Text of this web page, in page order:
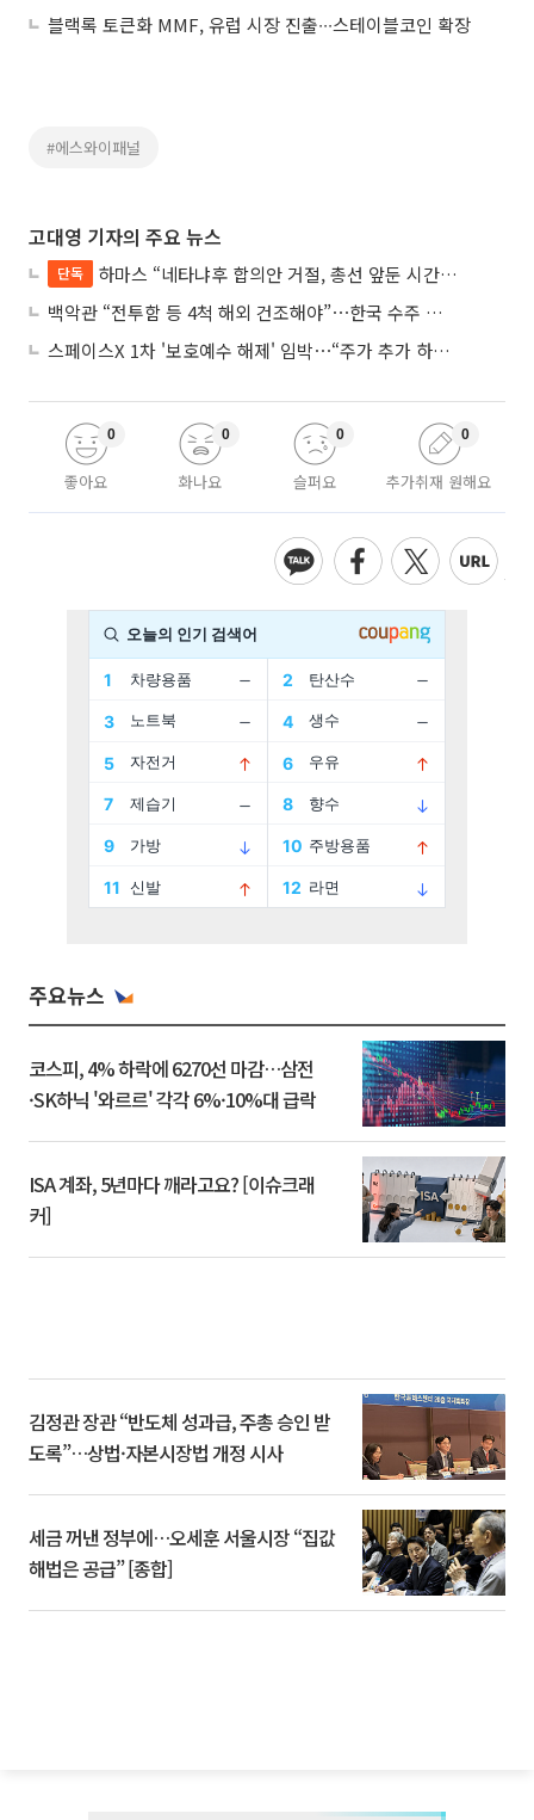
블랙록 토큰화 MMF, 유럽 시장 진출∙∙∙스테이블코인 확장
#에스와이패널
고대영 기자의 주요 뉴스
단독
하마스 “네타냐후 합의안 거절, 총선 앞둔 시간 끌기”
백악관 “전투함 등 4척 해외 건조해야”⋯한국 수주 기대
스페이스X 1차 '보호예수 해제' 임박⋯“주가 추가 하락 가능성”
좋아요
0
화나요
0
슬퍼요
0
추가취재 원해요
0
주요뉴스
코스피, 4% 하락에 6270선 마감…삼전
·SK하닉 '와르르' 각각 6%·10%대 급락
ISA 계좌, 5년마다 깨라고요? [이슈크래
커]
김정관 장관 “반도체 성과급, 주총 승인 받
도록”…상법·자본시장법 개정 시사
세금 꺼낸 정부에…오세훈 서울시장 “집값
해법은 공급” [종합]